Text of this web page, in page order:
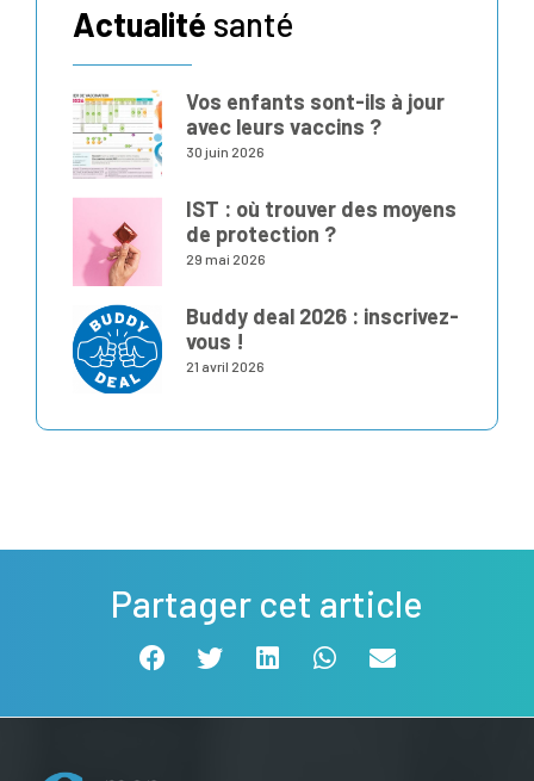
Actualité santé
Vos enfants sont-ils à jour
avec leurs vaccins ?
30 juin 2026
IST : où trouver des moyens
de protection ?
29 mai 2026
Buddy deal 2026 : inscrivez-
vous !
21 avril 2026
Partager cet article